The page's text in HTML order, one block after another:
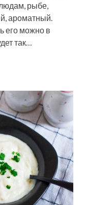
рыбе,
ароматный.
его можно в
так…